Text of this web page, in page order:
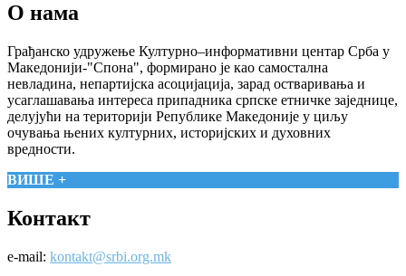
О нама
Грађанско удружење Културно–информативни центар Срба у
Македонији-"Спона", формирано је као самостална
невладина, непартијска асоцијација, зарад остваривања и
усаглашавања интереса припадника српске етничке заједнице,
делујући на територији Републике Македоније у циљу
очувања њених културних, историјских и духовних
вредности.
ВИШЕ +
Контакт
e-mail: kontakt@srbi.org.mk